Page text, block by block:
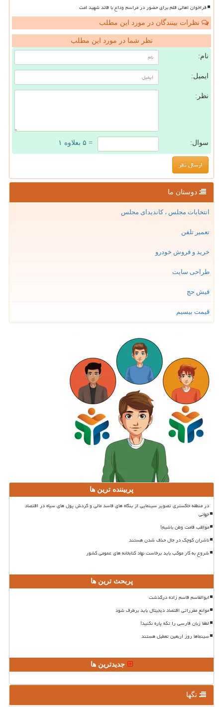
فراخوان اهالی قلم برای حضور در مراسم وداع با قائد شهید امت
نظرات بینندگان در مورد این مطلب
نظر شما در مورد این مطلب
نام:
ایمیل:
نظر:
سوال: = ۵ بعلاوه ۱
دوستان ما
انتخابات مجلس ، کاندیدای مجلس
تعمیر تلفن
خرید و فروش خودرو
طراحی سایت
فیش حج
قیمت بیسیم
پربیننده ترین ها
در منطقه خاکستری تصویر سینمایی از بنگاه های فاسد مالی و گردش پول های سیاه در اقتصاد
جهانی
مواظب قامت وطن باشیم!
ناشران کوچک در حال حذف شدن هستند
شروع به کار موکب باید برخاست نهاد کتابخانه های عمومی کشور
پربحث ترین ها
ابوالقاسم قاسم زاده درگذشت
موانع مقرراتی اقتصاد دیجیتال باید برطرف شود
لطفا زبان فارسی را تکه پاره نکنید!
سینماها روز اربعین تعطیل هستند
جدیدترین ها
تگها